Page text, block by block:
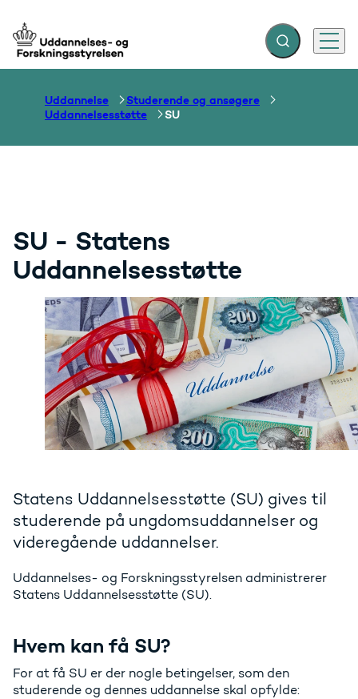
Gå til forsiden Fold søgefelt ud
Menu
Uddannelse
Studerende og ansøgere
Uddannelsesstøtte
SU
SU - Statens
Uddannelsesstøtte
Statens Uddannelsesstøtte (SU) gives til
studerende på ungdomsuddannelser og
videregående uddannelser.
Uddannelses- og Forskningsstyrelsen administrerer
Statens Uddannelsesstøtte (SU).
Hvem kan få SU?
For at få SU er der nogle betingelser, som den
studerende og dennes uddannelse skal opfylde: